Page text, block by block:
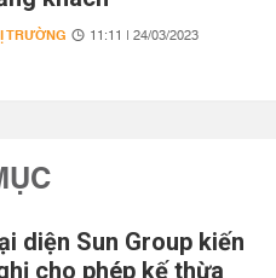
TRƯỜNG 11:11 | 24/03/2023
diện Sun Group kiến
cho phép kế thừa